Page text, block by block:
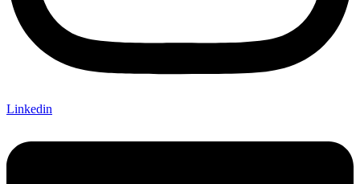
Linkedin